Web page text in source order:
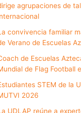
agrupaciones de
convivencia familiar
Verano de Escuelas
de Escuelas
de Flag Football
STEM de la
2026
UDLAP reúne a